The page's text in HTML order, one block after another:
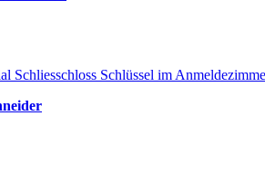
Schliesschloss Schlüssel im